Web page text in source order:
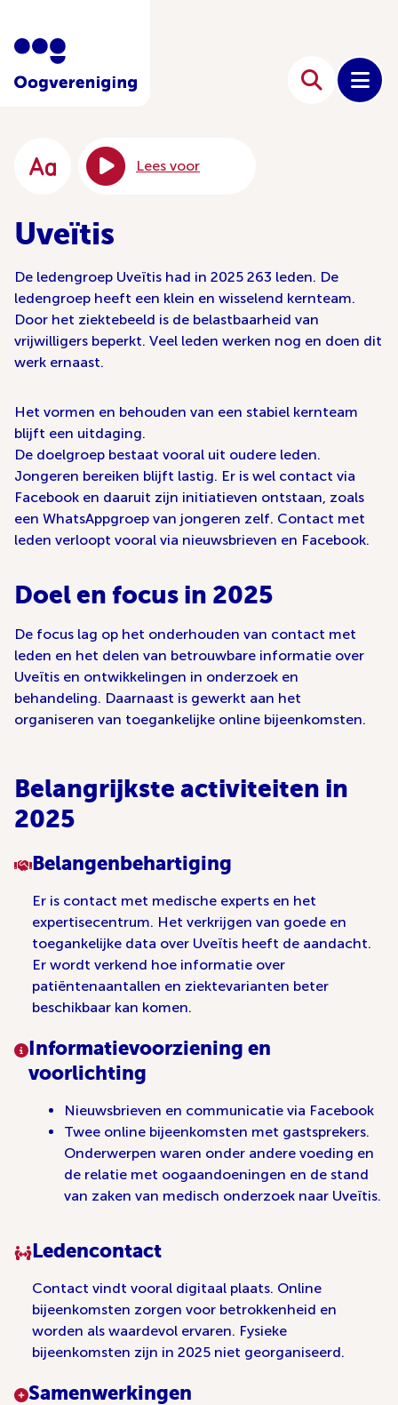
Lees voor
Uveïtis
De ledengroep Uveïtis had in 2025 263 leden. De
ledengroep heeft een klein en wisselend kernteam.
Door het ziektebeeld is de belastbaarheid van
vrijwilligers beperkt. Veel leden werken nog en doen dit
werk ernaast.
Het vormen en behouden van een stabiel kernteam
blijft een uitdaging.
De doelgroep bestaat vooral uit oudere leden.
Jongeren bereiken blijft lastig. Er is wel contact via
Facebook en daaruit zijn initiatieven ontstaan, zoals
een WhatsAppgroep van jongeren zelf. Contact met
leden verloopt vooral via nieuwsbrieven en Facebook.
Doel en focus in 2025
De focus lag op het onderhouden van contact met
leden en het delen van betrouwbare informatie over
Uveïtis en ontwikkelingen in onderzoek en
behandeling. Daarnaast is gewerkt aan het
organiseren van toegankelijke online bijeenkomsten.
Belangrijkste activiteiten in
2025
Belangenbehartiging
Er is contact met medische experts en het
expertisecentrum. Het verkrijgen van goede en
toegankelijke data over Uveïtis heeft de aandacht.
Er wordt verkend hoe informatie over
patiëntenaantallen en ziektevarianten beter
beschikbaar kan komen.
Informatievoorziening en
voorlichting
Nieuwsbrieven en communicatie via Facebook
Twee online bijeenkomsten met gastsprekers.
Onderwerpen waren onder andere voeding en
de relatie met oogaandoeningen en de stand
van zaken van medisch onderzoek naar Uveïtis.
Ledencontact
Contact vindt vooral digitaal plaats. Online
bijeenkomsten zorgen voor betrokkenheid en
worden als waardevol ervaren. Fysieke
bijeenkomsten zijn in 2025 niet georganiseerd.
Samenwerkingen